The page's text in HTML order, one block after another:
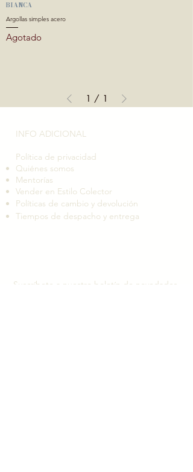
BIANCA
Argollas simples acero
Agotado
1 / 1
INFO ADICIONAL​
Política de privacidad
Quiénes somos
Mentorías
Vender en Estilo Colector
Políticas de cambio y devolución
Tiempos de despacho y entrega
Suscríbete a nuestro boletín de novedades